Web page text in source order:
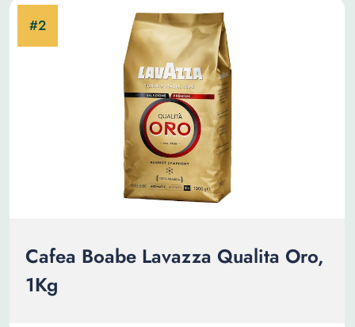
Cafea Boabe Lavazza Qualita Oro,
1Kg